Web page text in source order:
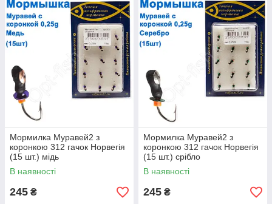
Мормилка Муравей2 з
коронкою 312 гачок Норвегія
(15 шт.) мідь
В наявності
245 ₴
Мормилка Муравей2 з
коронкою 312 гачок Норвегія
(15 шт.) срібло
В наявності
245 ₴